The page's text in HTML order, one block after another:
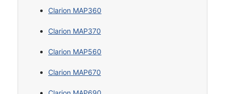
Clarion MAP360
Clarion MAP370
Clarion MAP560
Clarion MAP670